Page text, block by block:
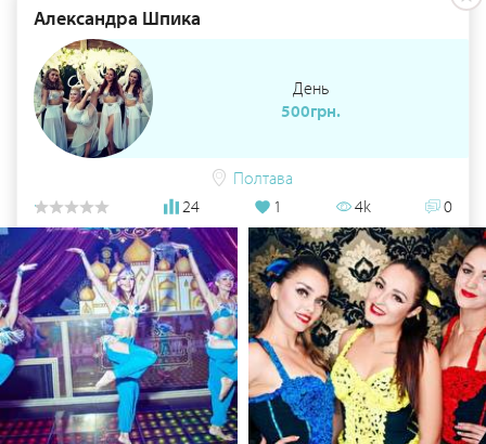
Александра Шпика
День
500грн.
Полтава
24
1 4k 0